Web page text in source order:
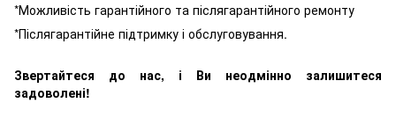
*Можливість гарантійного та післягарантійного ремонту
*Післягарантійне підтримку і обслуговування.
Звертайтеся до нас, і Ви неодмінно залишитеся
задоволені!